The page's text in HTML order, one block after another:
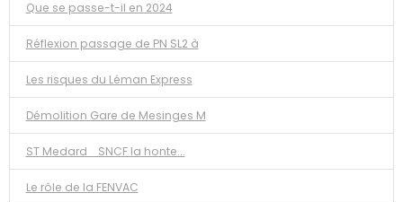
Que se passe-t-il en 2024
Réflexion passage de PN SL2 à
Les risques du Léman Express
Démolition Gare de Mesinges M
ST Medard _SNCF la honte...
Le rôle de la FENVAC